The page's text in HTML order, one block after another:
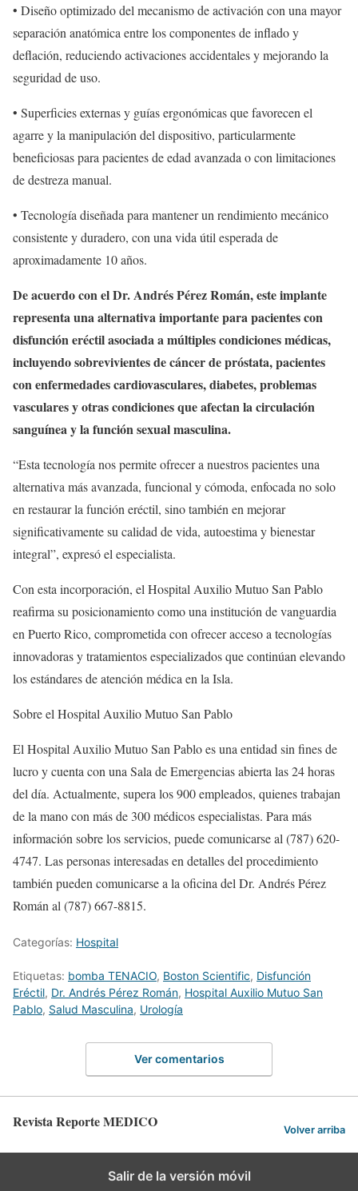
• Diseño optimizado del mecanismo de activación con una mayor
separación anatómica entre los componentes de inflado y
deflación, reduciendo activaciones accidentales y mejorando la
seguridad de uso.
• Superficies externas y guías ergonómicas que favorecen el
agarre y la manipulación del dispositivo, particularmente
beneficiosas para pacientes de edad avanzada o con limitaciones
de destreza manual.
• Tecnología diseñada para mantener un rendimiento mecánico
consistente y duradero, con una vida útil esperada de
aproximadamente 10 años.
De acuerdo con elDr. Andrés Pérez Román, este implante
representa una alternativa importante para pacientes con
disfunción eréctil asociada a múltiples condiciones médicas,
incluyendo sobrevivientes de cáncer de próstata, pacientes
con enfermedades cardiovasculares, diabetes, problemas
vasculares y otras condiciones que afectan la circulación
sanguínea y la función sexual masculina.
“Esta tecnología nos permite ofrecer a nuestros pacientes una
alternativa más avanzada, funcional y cómoda, enfocada no solo
en restaurar la función eréctil, sino también en mejorar
significativamente su calidad de vida, autoestima y bienestar
integral”, expresó el especialista.
Con esta incorporación, el Hospital Auxilio Mutuo San Pablo
reafirma su posicionamiento como una institución de vanguardia
en Puerto Rico, comprometida con ofrecer acceso a tecnologías
innovadoras y tratamientos especializados que continúan elevando
los estándares de atención médica en la Isla.
Sobre el Hospital Auxilio Mutuo San Pablo
El Hospital Auxilio Mutuo San Pabloes una entidad sin fines de
lucro y cuenta con una Sala de Emergencias abierta las 24 horas
del día. Actualmente, supera los 900 empleados, quienes trabajan
de la mano con más de 300 médicos especialistas. Para más
información sobre los servicios, puede comunicarse al (787) 620-
4747. Las personas interesadas en detalles del procedimiento
también pueden comunicarse a la oficina del Dr. Andrés Pérez
Román al (787) 667-8815.
Categorías: Hospital
Etiquetas: bomba TENACIO, Boston Scientific, Disfunción
Eréctil, Dr. Andrés Pérez Román, Hospital Auxilio Mutuo San
Pablo, Salud Masculina, Urología
Ver comentarios
Revista Reporte MEDICO Volver arriba
Salir de la versión móvil